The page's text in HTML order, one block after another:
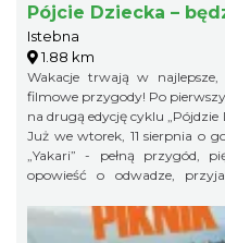
Pójcie Dziecka –
Istebna
1.88 km
Wakacje trwają w
filmowe przygody! Po pierwszym, lipcowym spotkaniu zapraszamy
na drugą edycję cyklu „Pójdzie
Już we wtorek, 11 sierpnia o
„Yakari” - pełną przygód,
opowieść o odwadze,
wakacyjny czas w gronie
Zapraszamy na bajkę i...